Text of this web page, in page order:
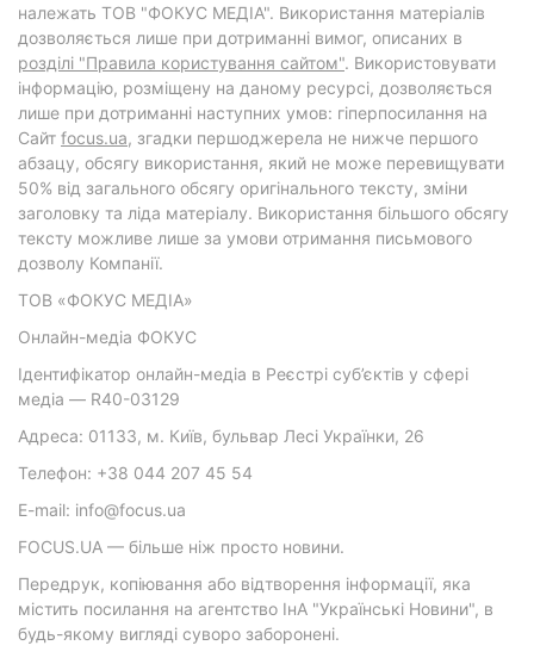
належать ТОВ "ФОКУС МЕДІА". Використання матеріалів
дозволяється лише при дотриманні вимог, описаних в
розділі "Правила користування сайтом". Використовувати
інформацію, розміщену на даному ресурсі, дозволяється
лише при дотриманні наступних умов: гіперпосилання на
Cайт focus.ua, згадки першоджерела не нижче першого
абзацу, обсягу використання, який не може перевищувати
50% від загального обсягу оригінального тексту, зміни
заголовку та ліда матеріалу. Використання більшого обсягу
тексту можливе лише за умови отримання письмового
дозволу Компанії.
ТОВ «ФОКУС МЕДІА»
Онлайн-медіа ФОКУС
Ідентифікатор онлайн-медіа в Реєстрі суб’єктів у сфері
медіа — R40-03129
Адреса: 01133, м. Київ, бульвар Лесі Українки, 26
Телефон: +38 044 207 45 54
E-mail: info@focus.ua
FOCUS.UA — більше ніж просто новини.
Передрук, копіювання або відтворення інформації, яка
містить посилання на агентство ІнА "Українські Новини", в
будь-якому вигляді суворо заборонені.